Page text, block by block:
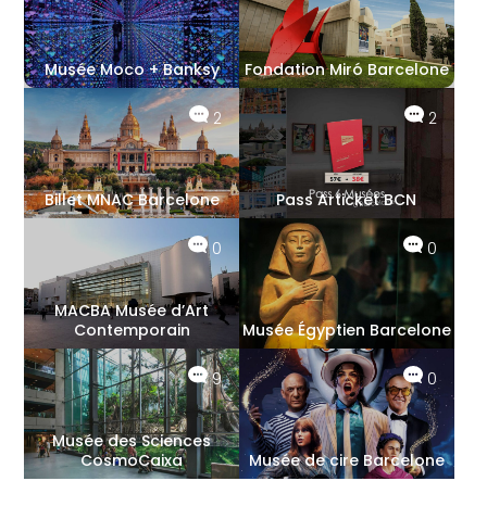
Musée Moco + Banksy Fondation Miró Barcelone
2
Billet MNAC Barcelone
2
Pass Articket BCN
0
MACBA Musée d’Art
Contemporain
0
Musée Égyptien Barcelone
9
Musée des Sciences
CosmoCaixa
0
Musée de cire Barcelone